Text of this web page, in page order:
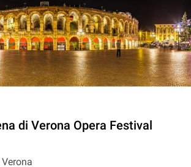
di Verona Opera Festival